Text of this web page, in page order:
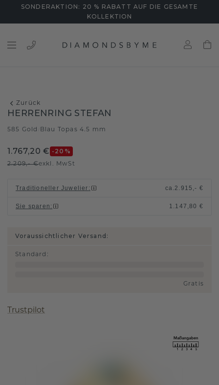
SONDERAKTION: 20 % RABATT AUF DIE GESAMTE
KOLLEKTION
Zurück
HERRENRING STEFAN
585 Gold Blau Topas 4.5 mm
1.767,20 € -20 %
2.209,- €exkl. MwSt
Traditioneller Juwelier : ca.2.915,- €
Sie sparen : 1.147,80 €
Voraussichtlicher Versand:
Standard :
Gratis
Trustpilot